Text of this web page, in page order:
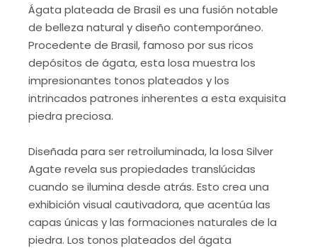
Ágata plateada de Brasil es una fusión notable
de belleza natural y diseño contemporáneo.
Procedente de Brasil, famoso por sus ricos
depósitos de ágata, esta losa muestra los
impresionantes tonos plateados y los
intrincados patrones inherentes a esta exquisita
piedra preciosa.
Diseñada para ser retroiluminada, la losa Silver
Agate revela sus propiedades translúcidas
cuando se ilumina desde atrás. Esto crea una
exhibición visual cautivadora, que acentúa las
capas únicas y las formaciones naturales de la
piedra. Los tonos plateados del ágata